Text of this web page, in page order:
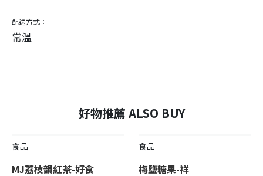
配送方式：
常溫
好物推薦 ALSO BUY
食品
MJ荔枝韻紅茶-好食
食品
梅鹽糖果-祥